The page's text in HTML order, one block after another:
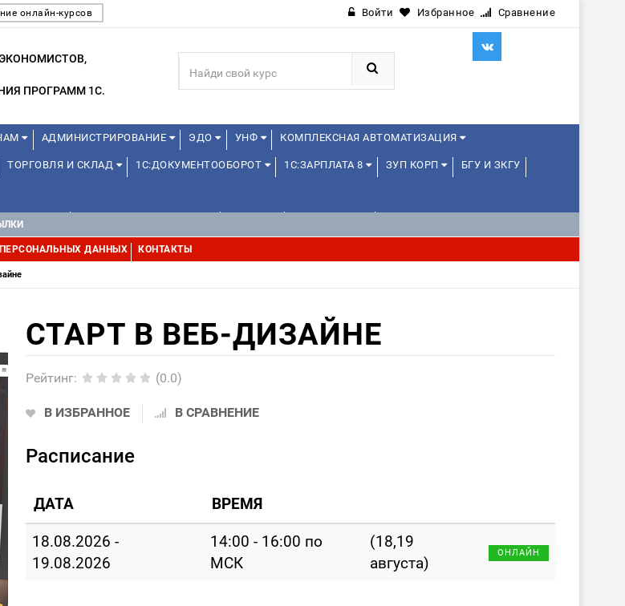
онлайн-курсов Войти Избранное Сравнение
ПРОГРАММ 1С.
АДМИНИСТРИРОВАНИЕ ЭДО УНФ КОМПЛЕКСНАЯ АВТОМАТИЗАЦИЯ
ТОРГОВЛЯ И СКЛАД 1С:ДОКУМЕНТООБОРОТ 1С:ЗАРПЛАТА 8 ЗУП КОРП БГУ И ЗКГУ
ДАННЫХ КОНТАКТЫ
СТАРТ В ВЕБ-ДИЗАЙНЕ
Рейтинг: (0.0)
В ИЗБРАННОЕ В СРАВНЕНИЕ
Расписание
ДАТА ВРЕМЯ
18.08.2026 -
19.08.2026
14:00 - 16:00 по
МСК
(18,19
августа)
ОНЛАЙН